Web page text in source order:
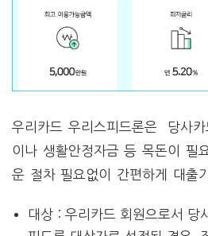
우리카드 우리스피드론은 당사
이나 생활안정자금 등 목돈이 필
운 절차 필요없이 간편하게 대출
대상 : 우리카드 회원으로서 당